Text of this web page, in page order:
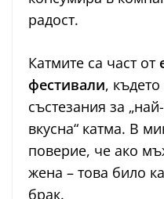
радост.
Катмите са част от
фестивали,
състезания за
вкусна“ катма. В
поверие, че ако
жена – това било
брак.